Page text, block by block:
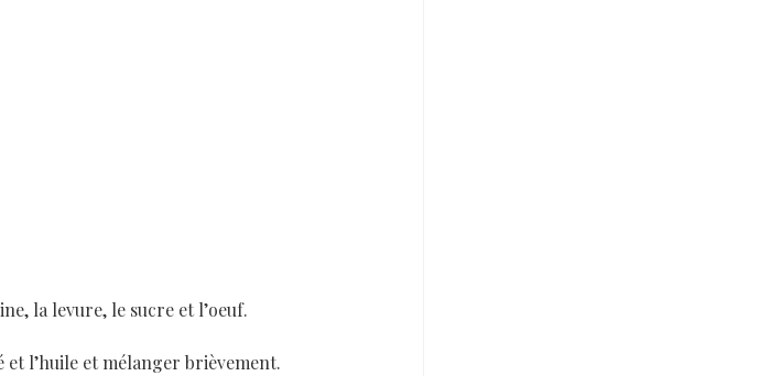
la levure, le sucre et l’oeuf.
l’huile et mélanger brièvement.